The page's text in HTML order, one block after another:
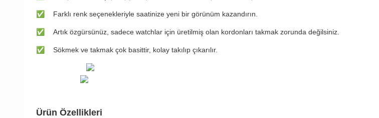
✅ ​Farklı renk seçenekleriyle saatinize yeni bir görünüm kazandırın.
✅ ​Artık özgürsünüz, sadece watchlar için üretilmiş olan kordonları takmak zorunda değilsiniz.
✅ ​Sökmek ve takmak çok basittir, kolay takılıp çıkarılır.
Ürün Özellikleri